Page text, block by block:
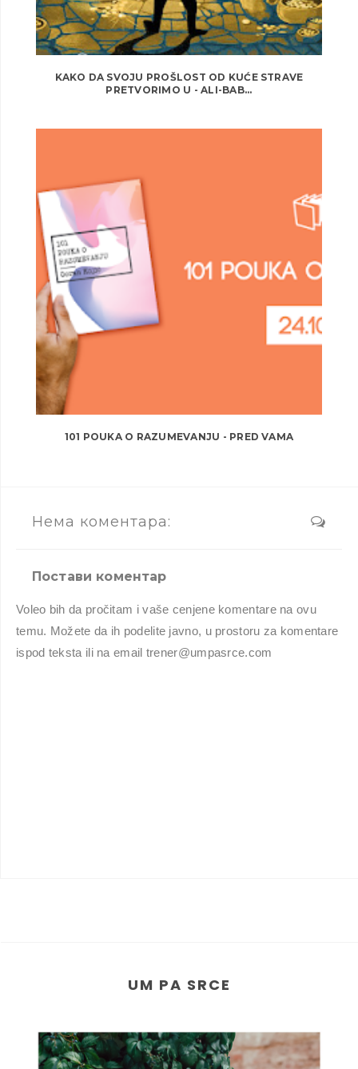
KAKO DA SVOJU PROŠLOST OD KUĆE STRAVE
PRETVORIMO U - ALI-BAB...
101 POUKA O RAZUMEVANJU - PRED VAMA
Нема коментара:
Постави коментар
Voleo bih da pročitam i vaše cenjene komentare na ovu
temu. Možete da ih podelite javno, u prostoru za komentare
ispod teksta ili na email trener@umpasrce.com
UM PA SRCE